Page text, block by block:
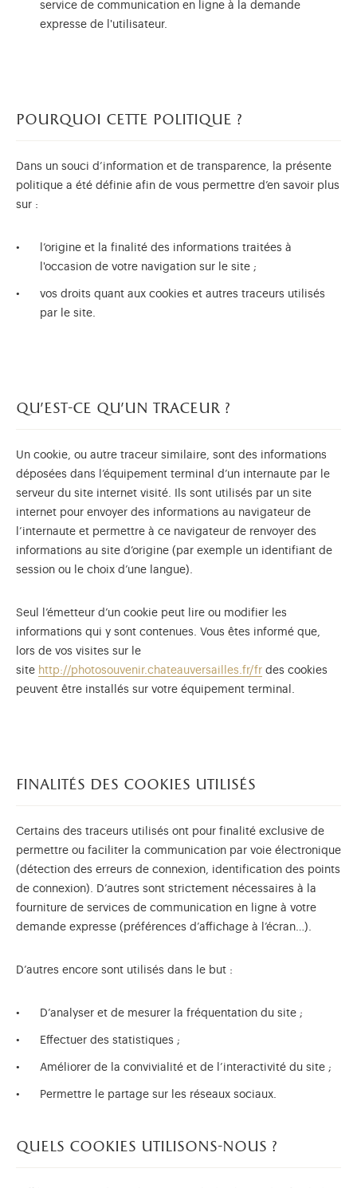
service de communication en ligne à la demande
expresse de l'utilisateur.
pourquoi cette politique ?
Dans un souci d’information et de transparence, la présente
politique a été définie afin de vous permettre d’en savoir plus
sur :
l’origine et la finalité des informations traitées à
l'occasion de votre navigation sur le site ;
vos droits quant aux cookies et autres traceurs utilisés
par le site.
qu’est-ce qu’un traceur ?
Un cookie, ou autre traceur similaire, sont des informations
déposées dans l’équipement terminal d’un internaute par le
serveur du site internet visité. Ils sont utilisés par un site
internet pour envoyer des informations au navigateur de
l’internaute et permettre à ce navigateur de renvoyer des
informations au site d’origine (par exemple un identifiant de
session ou le choix d’une langue).
Seul l’émetteur d’un cookie peut lire ou modifier les
informations qui y sont contenues. Vous êtes informé que,
lors de vos visites sur le
site http://photosouvenir.chateauversailles.fr/fr des cookies
peuvent être installés sur votre équipement terminal.
finalités des cookies utilisés
Certains des traceurs utilisés ont pour finalité exclusive de
permettre ou faciliter la communication par voie électronique
(détection des erreurs de connexion, identification des points
de connexion). D’autres sont strictement nécessaires à la
fourniture de services de communication en ligne à votre
demande expresse (préférences d’affichage à l’écran…).
D’autres encore sont utilisés dans le but :
D’analyser et de mesurer la fréquentation du site ;
Effectuer des statistiques ;
Améliorer de la convivialité et de l’interactivité du site ;
Permettre le partage sur les réseaux sociaux.
quels cookies utilisons-nous ?